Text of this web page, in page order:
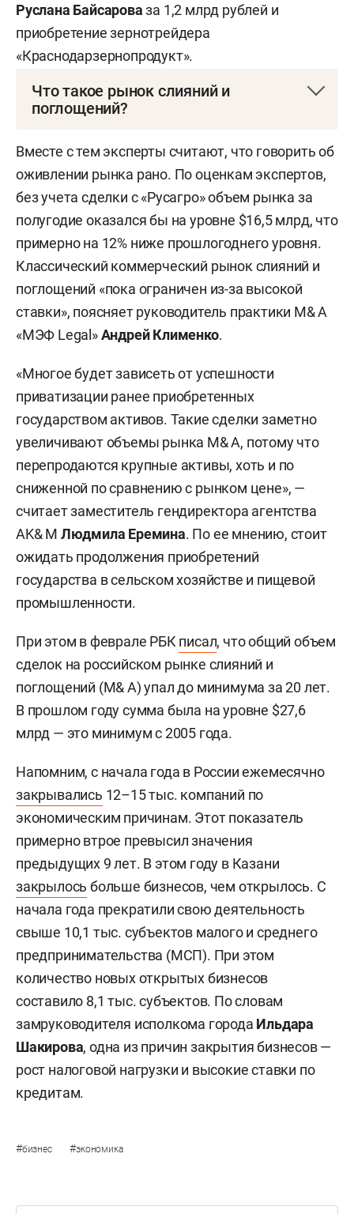
Руслана Байсароваза 1,2 млрд рублей и
приобретение зернотрейдера
«Краснодарзернопродукт».
Что такое рынок слияний и
поглощений?
и поглощения) — процесс объединения
компаний для расширения бизнеса, выхода на
новые рынки или оптимизации расходов. На
российском рынке такие сделки проходят
между крупными и средними игроками при
участии консультантов, аудиторов и
государственных регуляторов.
Вместе с тем эксперты считают, что говорить об
оживлении рынка рано. По оценкам экспертов,
без учета сделки с «Русагро» объем рынка за
полугодие оказался бы на уровне $16,5 млрд, что
примерно на 12% ниже прошлогоднего уровня.
Классический коммерческий рынок слияний и
поглощений «пока ограничен из-за высокой
ставки», поясняет руководитель практики M& A
«МЭФ Legal»Андрей Клименко.
«Многое будет зависеть от успешности
приватизации ранее приобретенных
государством активов. Такие сделки заметно
увеличивают объемы рынка M& A, потому что
перепродаются крупные активы, хоть и по
сниженной по сравнению с рынком цене», —
считает заместитель гендиректора агентства
AK& M Людмила Еремина. По ее мнению, стоит
ожидать продолжения приобретений
государства в сельском хозяйстве и пищевой
промышленности.
При этом в феврале РБК писал, что общий объем
сделок на российском рынке слияний и
поглощений (M& A) упал до минимума за 20 лет.
В прошлом году сумма была на уровне $27,6
млрд — это минимум с 2005 года.
Напомним, с начала года в России ежемесячно
закрывались 12–15 тыс. компаний по
экономическим причинам. Этот показатель
примерно втрое превысил значения
предыдущих 9 лет. В этом году в Казани
закрылось больше бизнесов, чем открылось. С
начала года прекратили свою деятельность
свыше 10,1 тыс. субъектов малого и среднего
предпринимательства (МСП). При этом
количество новых открытых бизнесов
составило 8,1 тыс. субъектов. По словам
замруководителя исполкома города Ильдара
Шакирова, одна из причин закрытия бизнесов —
рост налоговой нагрузки и высокие ставки по
кредитам.
#бизнес #экономика